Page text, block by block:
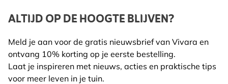
ALTIJD OP DE HOOGTE BLIJVEN?
Meld je aan voor de gratis nieuwsbrief van Vivara en
ontvang 10% korting op je eerste bestelling.
Laat je inspireren met nieuws, acties en praktische tips
voor meer leven in je tuin.